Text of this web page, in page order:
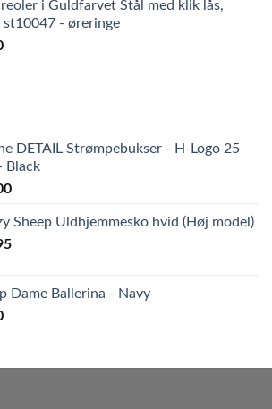
i Guldfarvet Stål med klik lås,
st10047 - øreringe
DETAIL Strømpebukser - H-Logo 25
Black
Sheep Uldhjemmesko hvid (Høj model)
Dame Ballerina - Navy